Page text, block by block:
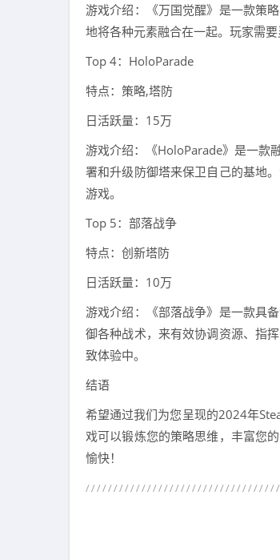
游戏介绍：《万国觉醒》是一款策
地将各种元素融合在一起。玩家需
Top 4：HoloParade
特点：策略,塔防
日活跃量：15万
游戏介绍：《HoloParade》是一款
署和升级防御塔来保卫自己的基地
游戏。
Top 5：部落战争
特点：创新塔防
日活跃量：10万
游戏介绍：《部落战争》是一款具
御各种战术，来有效协调资源、指
致体验中。
结语
希望通过我们为您呈现的2024年
戏可以锻炼您的策略思维，丰富您
愉快！